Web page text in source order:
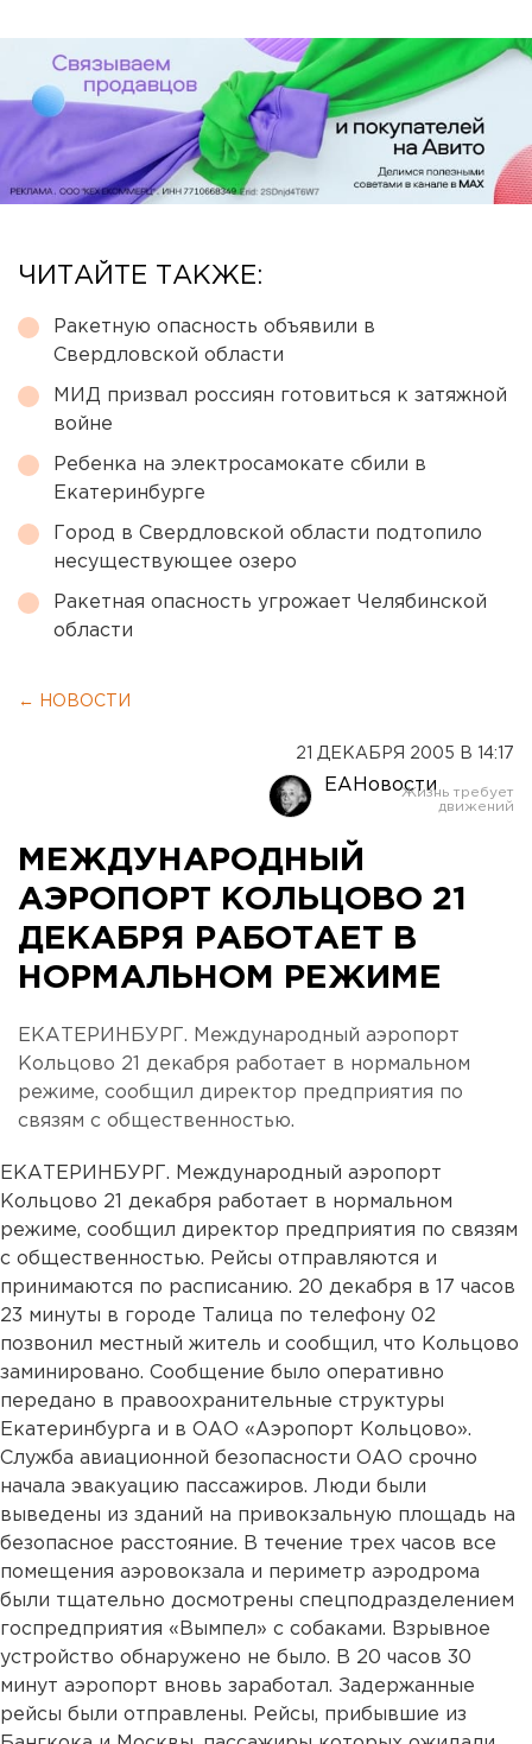
ЧИТАЙТЕ ТАКЖЕ:
Ракетную опасность объявили в
Свердловской области
МИД призвал россиян готовиться к затяжной
войне
Ребенка на электросамокате сбили в
Екатеринбурге
Город в Свердловской области подтопило
несуществующее озеро
Ракетная опасность угрожает Челябинской
области
← НОВОСТИ
21 ДЕКАБРЯ 2005 В 14:17
ЕАНовости
МЕЖДУНАРОДНЫЙ
АЭРОПОРТ КОЛЬЦОВО 21
ДЕКАБРЯ РАБОТАЕТ В
НОРМАЛЬНОМ РЕЖИМЕ
ЕКАТЕРИНБУРГ. Международный аэропорт
Кольцово 21 декабря работает в нормальном
режиме, сообщил директор предприятия по
связям с общественностью.
ЕКАТЕРИНБУРГ. Международный аэропорт
Кольцово 21 декабря работает в нормальном
режиме, сообщил директор предприятия по связям
с общественностью. Рейсы отправляются и
принимаются по расписанию. 20 декабря в 17 часов
23 минуты в городе Талица по телефону 02
позвонил местный житель и сообщил, что Кольцово
заминировано. Сообщение было оперативно
передано в правоохранительные структуры
Екатеринбурга и в ОАО «Аэропорт Кольцово».
Служба авиационной безопасности ОАО срочно
начала эвакуацию пассажиров. Люди были
выведены из зданий на привокзальную площадь на
безопасное расстояние. В течение трех часов все
помещения аэровокзала и периметр аэродрома
были тщательно досмотрены спецподразделением
госпредприятия «Вымпел» с собаками. Взрывное
устройство обнаружено не было. В 20 часов 30
минут аэропорт вновь заработал. Задержанные
рейсы были отправлены. Рейсы, прибывшие из